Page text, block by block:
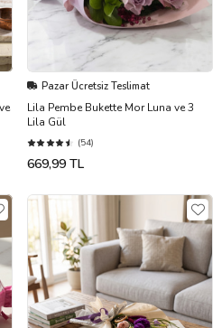
Pazar Ücretsiz Teslimat
Lila Pembe Bukette Mor Luna ve 3
Lila Gül
(54)
669,99 TL